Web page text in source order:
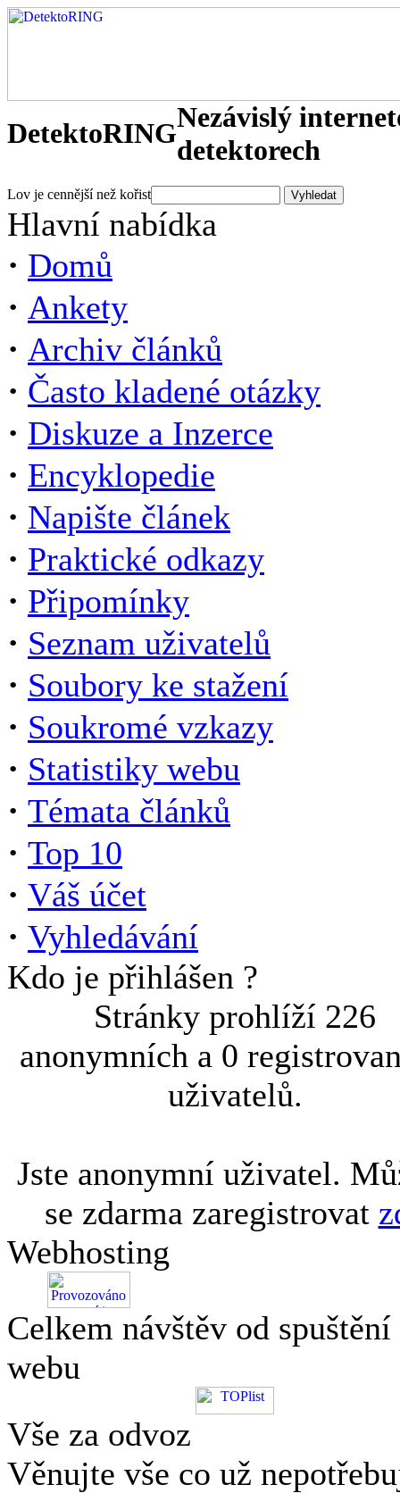
DetektoRINGNezávislý
detektorech
Lov je cennější než kořist
Hlavní nabídka
· Domů
· Ankety
· Archiv článků
· Často kladené otázky
· Diskuze a Inzerce
· Encyklopedie
· Napište článek
· Praktické odkazy
· Připomínky
· Seznam uživatelů
· Soubory ke stažení
· Soukromé vzkazy
· Statistiky webu
· Témata článků
· Top 10
· Váš účet
· Vyhledávání
Kdo je přihlášen ?
Stránky prohlíží 226
anonymních a 0
uživatelů.
Jste anonymní uživatel.
se zdarma zaregistrovat
Webhosting
Celkem návštěv od spuštění
webu
Vše za odvoz
Věnujte vše co už